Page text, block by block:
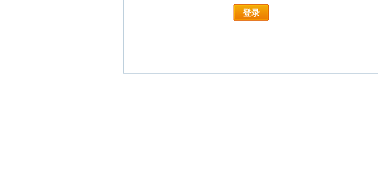
登录